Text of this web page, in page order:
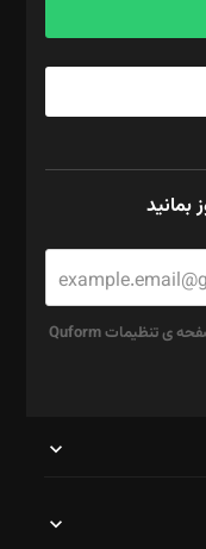
بمانید
برای استفاده از ریکپچا بایستی کلید API را در صفحه ی تنظیمات Quform